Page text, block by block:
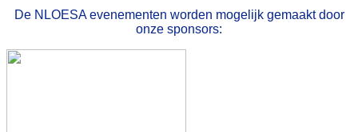
De NLOESA evenementen worden mogelijk gemaakt door
onze sponsors: